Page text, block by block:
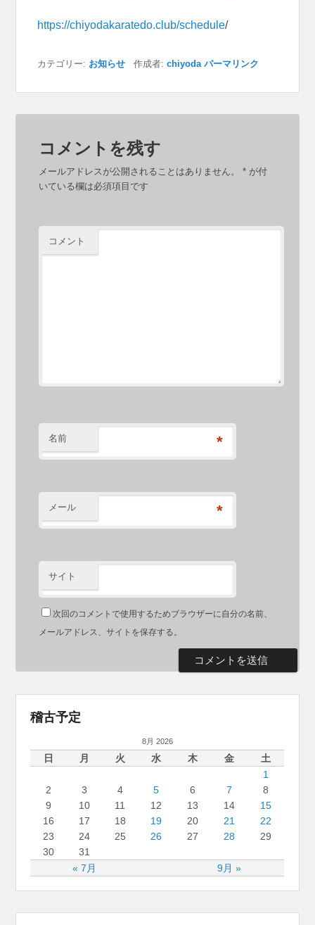
https://chiyodakaratedo.club/schedule/
カテゴリー: お知らせ 作成者:chiyoda パーマリンク
コメントを残す
メールアドレスが公開されることはありません。 * が付
いている欄は必須項目です
コメント
名前 *
メール *
サイト
次回のコメントで使用するためブラウザーに自分の名前、
メールアドレス、サイトを保存する。
稽古予定
8月 2026
日 月 火 水 木 金
土
1
2
3 4 5 6 7
8
9
10 11 12 13 14
15
16
17 18 19 20 21
22
23
24 25 26 27 28
29
30
31
« 7月
9月 »